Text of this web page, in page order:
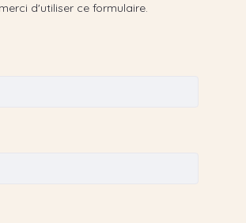
d'utiliser ce formulaire.